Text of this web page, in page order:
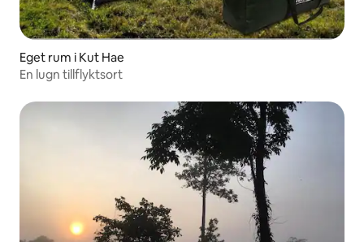
Eget rum i Kut Hae
En lugn tillflyktsort